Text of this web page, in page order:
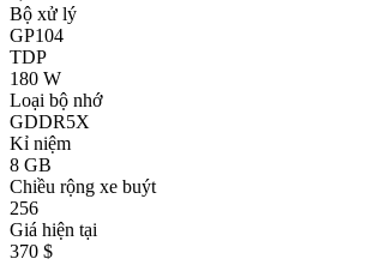
Bộ xử lý
GP104
TDP
180 W
Loại bộ nhớ
GDDR5X
Kỉ niệm
8 GB
Chiều rộng xe buýt
256
Giá hiện tại
370 $